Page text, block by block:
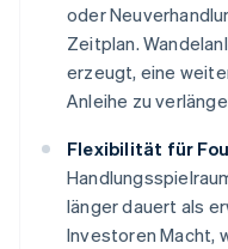
oder
Zeitplan.
erzeugt, eine
Anleihe zu
Flexibilität für
länger dauert als
Investoren Macht,